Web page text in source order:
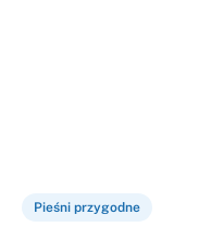
Pieśni przygodne